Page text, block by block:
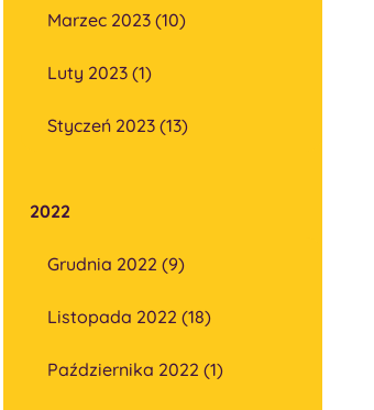
Marzec 2023 (10)
Luty 2023 (1)
Styczeń 2023 (13)
2022
Grudnia 2022 (9)
Listopada 2022 (18)
Października 2022 (1)